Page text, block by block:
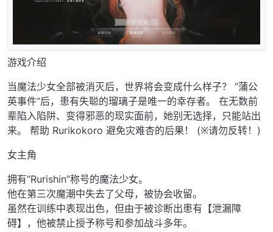
游戏介绍
当魔法少女全部被消灭后，世界将会变成什么样子？ “蒲公
英事件”后，患有失聪的瑠璃子是唯一的幸存者。 在无数前
辈陷入陷阱、变得邪恶的现实面前，她别无选择，只能站出
来。 帮助 Rurikokoro 避免灾难杏的后果！ (※请勿反转！)
女主角
拥有“Rurishin”称号的魔法少女。
他在第三次魔潮中失去了父母，被协会收留。
虽然在训练中表现出色，但由于被诊断出患有【泄漏障
碍】，他被禁止授予称号和参加战斗多年。